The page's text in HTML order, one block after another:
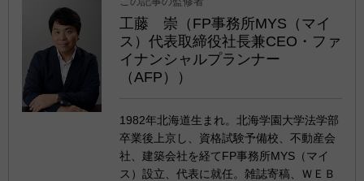
工藤 崇（FP事務所MYS（マイ
ス）代表取締役社長兼CEO・ファ
イナンシャルプランナー
（AFP））
1982年北海道生まれ。北海学園大学法学部
卒業後上京し、資格試験予備校、不動産会
社、建築会社を経てFP事務所MYS（マイ
ス）設立、代表に就任。雑誌寄稿、ＷＥＢ